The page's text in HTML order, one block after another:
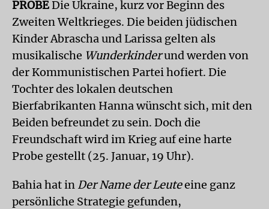
PROBEDie Ukraine, kurz vor Beginn des
Zweiten Weltkrieges. Die beiden jüdischen
Kinder Abrascha und Larissa gelten als
musikalische Wunderkinderund werden von
der Kommunistischen Partei hofiert. Die
Tochter des lokalen deutschen
Bierfabrikanten Hanna wünscht sich, mit den
Beiden befreundet zu sein. Doch die
Freundschaft wird im Krieg auf eine harte
Probe gestellt (25. Januar, 19 Uhr).
Bahia hat in Der Name der Leuteeine ganz
persönliche Strategie gefunden,